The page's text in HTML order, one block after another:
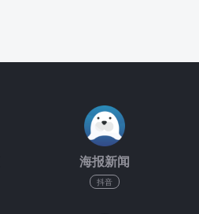
海报新闻
抖音